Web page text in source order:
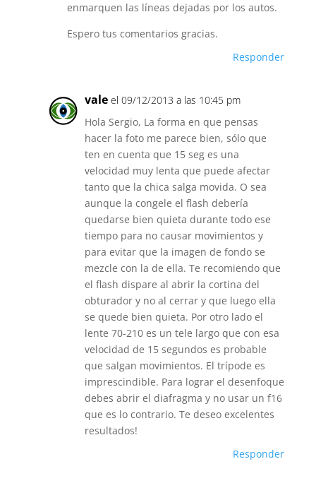
enmarquen las líneas dejadas por los autos.
Espero tus comentarios gracias.
Responder
vale el 09/12/2013 a las 10:45 pm
Hola Sergio, La forma en que pensas
hacer la foto me parece bien, sólo que
ten en cuenta que 15 seg es una
velocidad muy lenta que puede afectar
tanto que la chica salga movida. O sea
aunque la congele el flash debería
quedarse bien quieta durante todo ese
tiempo para no causar movimientos y
para evitar que la imagen de fondo se
mezcle con la de ella. Te recomiendo que
el flash dispare al abrir la cortina del
obturador y no al cerrar y que luego ella
se quede bien quieta. Por otro lado el
lente 70-210 es un tele largo que con esa
velocidad de 15 segundos es probable
que salgan movimientos. El trípode es
imprescindible. Para lograr el desenfoque
debes abrir el diafragma y no usar un f16
que es lo contrario. Te deseo excelentes
resultados!
Responder